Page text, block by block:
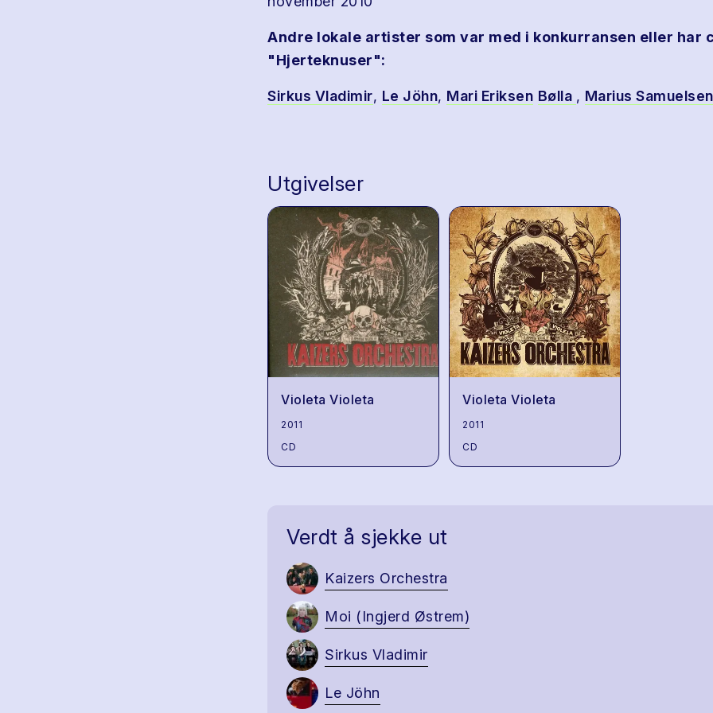
Andre lokale artister som var med i konkurransen eller har
"Hjerteknuser":
Sirkus Vladimir, Le Jöhn, Mari Eriksen Bølla , Marius Samuelsen
Utgivelser
Violeta Violeta
2011
CD
Violeta Violeta
2011
CD
Verdt å sjekke ut
Kaizers Orchestra
Moi (Ingjerd Østrem)
Sirkus Vladimir
Le Jöhn